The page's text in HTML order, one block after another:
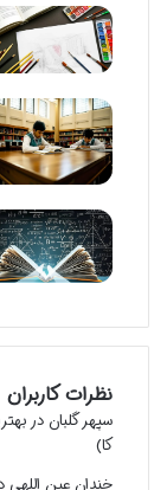
نظرات کاربران
سپهر گلبان در
کا)
خندان عین اللهی